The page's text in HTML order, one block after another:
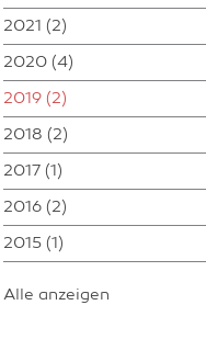
2021 (2)
2020 (4)
2019 (2)
2018 (2)
2017 (1)
2016 (2)
2015 (1)
Alle anzeigen